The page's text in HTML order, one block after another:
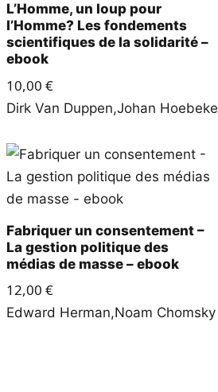
L’Homme, un loup pour
l’Homme? Les fondements
scientifiques de la solidarité –
ebook
10,00 €
Dirk Van Duppen,Johan Hoebeke
Fabriquer un consentement –
La gestion politique des
médias de masse – ebook
12,00 €
Edward Herman,Noam Chomsky